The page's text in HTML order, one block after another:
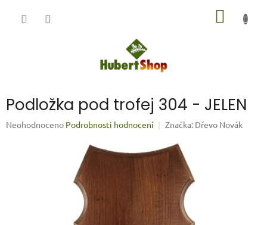
Podložka pod trofej 304 - JELEN
Průměrné
Neohodnoceno Podrobnosti hodnocení Značka: Dřevo Novák